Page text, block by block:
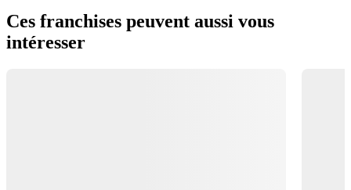
Ces franchises peuvent aussi vous
intéresser